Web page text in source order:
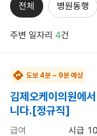
전체 병원동행
주변 일자리 4건
도보 4분 ~ 9분 예상
김제오케이의원에
니다.[정규직]
급여
시급